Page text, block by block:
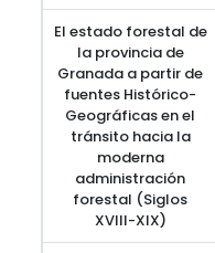
El estado forestal de
la provincia de
Granada a partir de
fuentes Histórico-
Geográficas en el
tránsito hacia la
moderna
administración
forestal (Siglos
XVIII-XIX)